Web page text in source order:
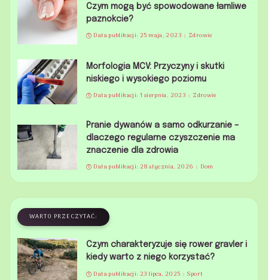
Czym mogą być spowodowane łamliwe
paznokcie?
Data publikacji: 25 maja, 2023 Zdrowie
Morfologia MCV: Przyczyny i skutki
niskiego i wysokiego poziomu
Data publikacji: 1 sierpnia, 2023 Zdrowie
Pranie dywanów a samo odkurzanie –
dlaczego regularne czyszczenie ma
znaczenie dla zdrowia
Data publikacji: 28 stycznia, 2026 Dom
WARTO PRZECZYTAĆ:
Czym charakteryzuje się rower gravler i
kiedy warto z niego korzystać?
Data publikacji: 23 lipca, 2025 Sport